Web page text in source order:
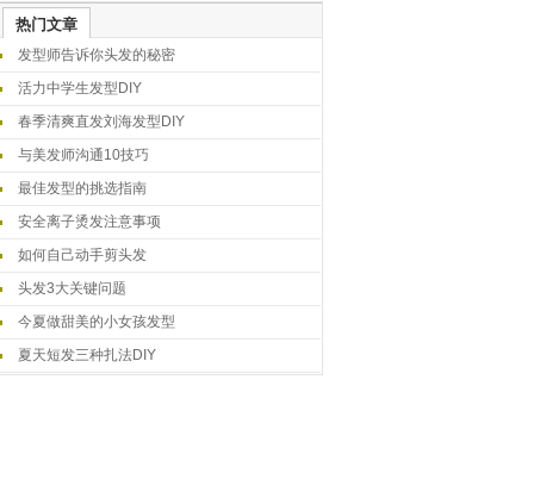
热门文章
发型师告诉你头发的秘密
活力中学生发型DIY
春季清爽直发刘海发型DIY
与美发师沟通10技巧
最佳发型的挑选指南
安全离子烫发注意事项
如何自己动手剪头发
头发3大关键问题
今夏做甜美的小女孩发型
夏天短发三种扎法DIY